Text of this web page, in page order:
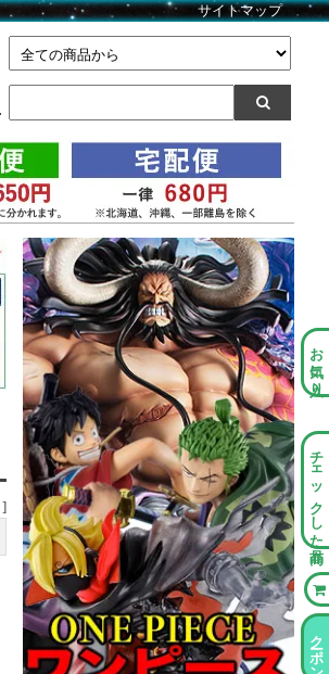
サイトマップ
]
お気に入り
チェックした商品
クーポン情報